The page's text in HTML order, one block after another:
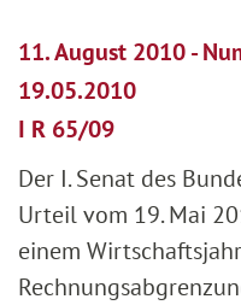
11. August 2010 -
19.05.2010
I R 65/09
Der I. Senat des
Urteil vom 19. Mai
einem